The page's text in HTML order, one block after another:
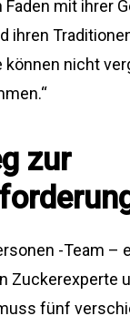
mit ihrer
ihren
können nicht
zur
-Team –
Zuckerexperte
fünf